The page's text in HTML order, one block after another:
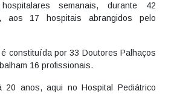
semanais, durante 42
aos 17 hospitais abrangidos pelo
constituída por 33 Doutores Palhaços
16 profissionais.
20 anos, aqui no Hospital Pediátrico